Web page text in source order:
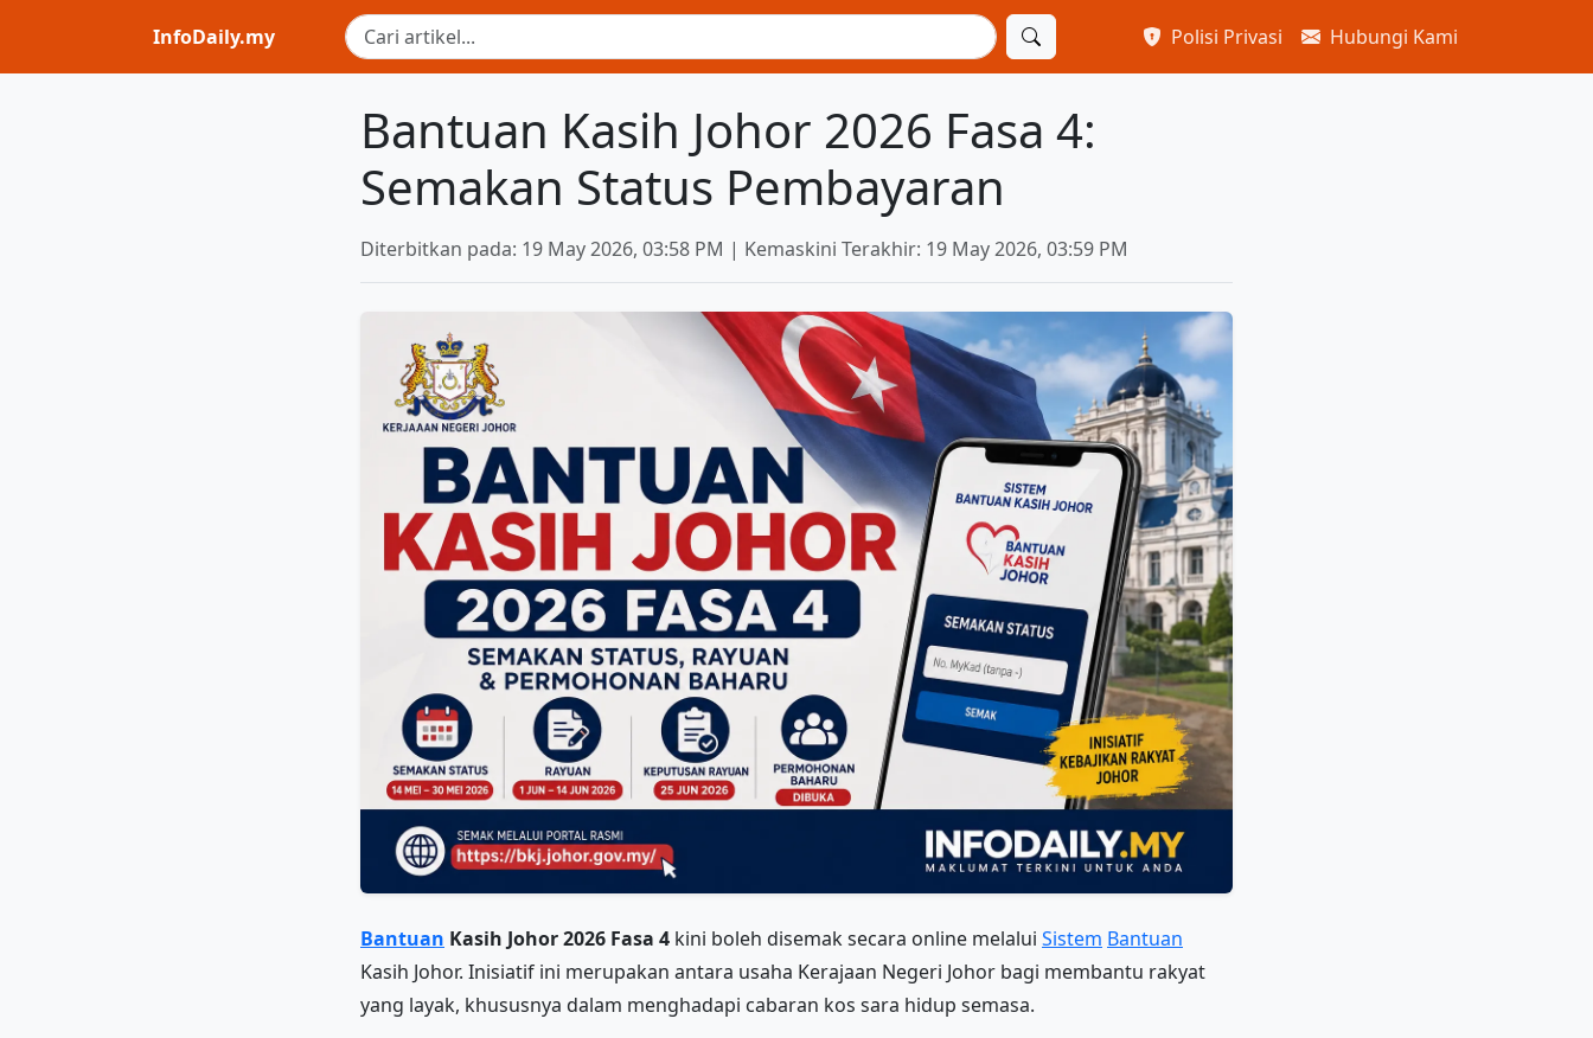
InfoDaily.my Polisi Privasi Hubungi Kami
Bantuan Kasih Johor 2026 Fasa 4:
Semakan Status Pembayaran
Diterbitkan pada: 19 May 2026, 03:58 PM | Kemaskini Terakhir: 19 May 2026, 03:59 PM
Bantuan Kasih Johor 2026 Fasa 4 kini boleh disemak secara online melalui Sistem Bantuan
Kasih Johor. Inisiatif ini merupakan antara usaha Kerajaan Negeri Johor bagi membantu rakyat
yang layak, khususnya dalam menghadapi cabaran kos sara hidup semasa.